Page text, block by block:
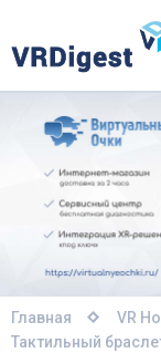
Главная
VR
Тактильный